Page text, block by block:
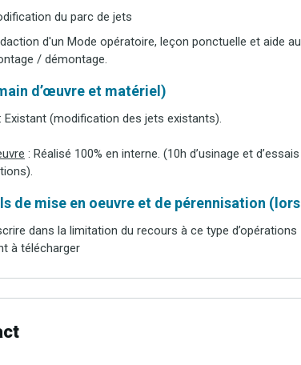
du parc de jets
d'un Mode opératoire, leçon ponctuelle et aide
/ démontage.
d’œuvre et matériel)
: Existant (modification des jets existants).
: Réalisé 100% en interne. (10h d’usinage et
de mise en oeuvre et de pérennisation
dans la limitation du recours à ce type
à télécharger